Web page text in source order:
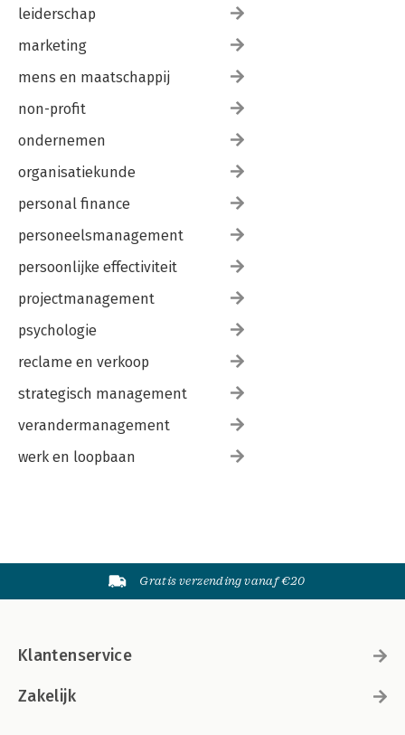
leiderschap
marketing
mens en maatschappij
non-profit
ondernemen
organisatiekunde
personal finance
personeelsmanagement
persoonlijke effectiviteit
projectmanagement
psychologie
reclame en verkoop
strategisch management
verandermanagement
werk en loopbaan
Gratis verzending vanaf €20
Klantenservice
Zakelijk